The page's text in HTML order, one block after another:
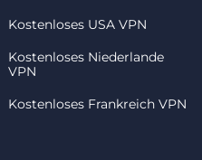
Kostenloses USA VPN
Kostenloses Niederlande
VPN
Kostenloses Frankreich VPN